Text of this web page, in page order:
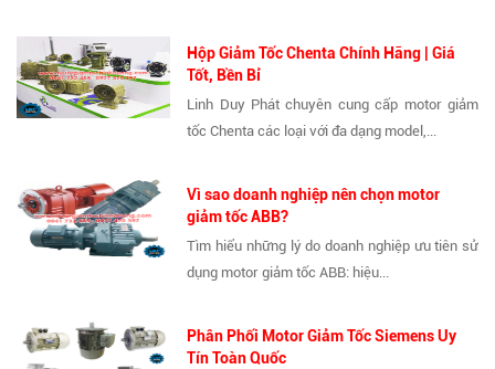
Hộp Giảm Tốc Chenta Chính Hãng | Giá
Tốt, Bền Bỉ
Linh Duy Phát chuyên cung cấp motor giảm
tốc Chenta các loại với đa dạng model,...
Vì sao doanh nghiệp nên chọn motor
giảm tốc ABB?
Tìm hiểu những lý do doanh nghiệp ưu tiên sử
dụng motor giảm tốc ABB: hiệu...
Phân Phối Motor Giảm Tốc Siemens Uy
Tín Toàn Quốc